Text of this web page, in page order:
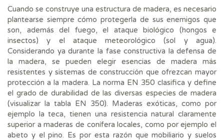
Cuando se construye una estructura de madera, es necesario
plantearse siempre cómo protegerla de sus enemigos que
son, además del fuego, el ataque biológico (hongos e
insectos) y el ataque meteorológico (sol y agua).
Considerando ya durante la fase constructiva la defensa de
la madera, se pueden elegir esencias de madera más
resistentes y sistemas de construcción que ofrezcan mayor
protección a la madera. La norma EN 350 clasifica y define
el grado de durabilidad de las diversas especies de madera
(visualizar la tabla EN 350). Maderas exóticas, como por
ejemplo la teca, tienen una resistencia natural claramente
superior a maderas de conífera locales, como por ejemplo el
abeto y el pino. Es por esta razón que mobiliario y suelos